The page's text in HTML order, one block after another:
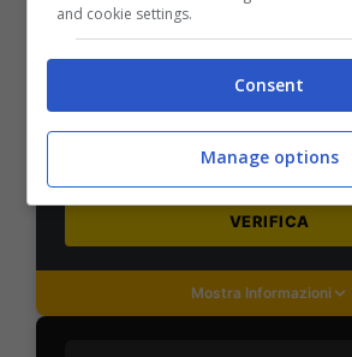
BONUS PLANETWIN365: FINO
Planetwin365: 2050€ per sport
in Bonus Scommesse + 100% fino
Sport
2050€
VERIFICA
Mostra Informazioni
and cookie settings.
Consent
Manage options